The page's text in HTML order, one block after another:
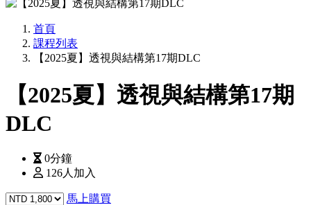
首頁
課程列表
【2025夏】透視與結構第17期DLC
【2025夏】透視與結構第17期
DLC
0分鐘
126人加入
馬上購買